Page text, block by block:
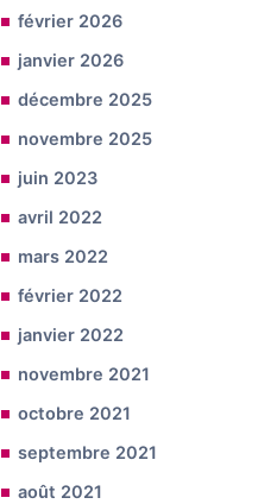
février 2026
janvier 2026
décembre 2025
novembre 2025
juin 2023
avril 2022
mars 2022
février 2022
janvier 2022
novembre 2021
octobre 2021
septembre 2021
août 2021